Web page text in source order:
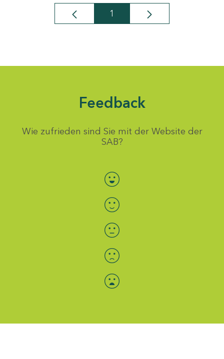
Seite
1
Feedback
Wie zufrieden sind Sie mit der Website der
SAB?
Bewertung auswählen